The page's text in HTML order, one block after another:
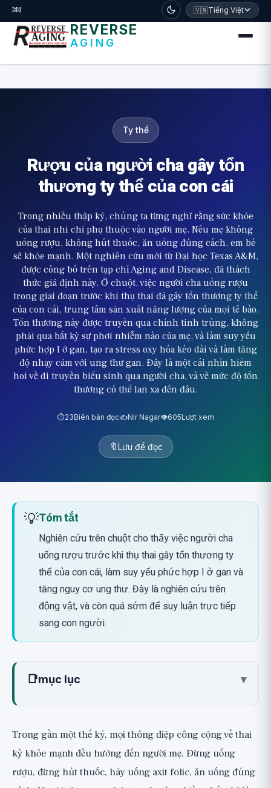
דלג לתוכן הראשי
🧬 🇻🇳Tiếng Việt
REVERSE
AGING
Ty thể
Rượu của người cha gây tổn
thương ty thể của con cái
Trong nhiều thập kỷ, chúng ta từng nghĩ rằng sức khỏe
của thai nhi chỉ phụ thuộc vào người mẹ. Nếu mẹ không
uống rượu, không hút thuốc, ăn uống đúng cách, em bé
sẽ khỏe mạnh. Một nghiên cứu mới từ Đại học Texas A&M,
được công bố trên tạp chí Aging and Disease, đã thách
thức giả định này. Ở chuột, việc người cha uống rượu
trong giai đoạn trước khi thụ thai đã gây tổn thương ty thể
của con cái, trung tâm sản xuất năng lượng của mọi tế bào.
Tổn thương này được truyền qua chính tinh trùng, không
phải qua bất kỳ sự phơi nhiễm nào của mẹ, và làm suy yếu
phức hợp I ở gan, tạo ra stress oxy hóa kéo dài và làm tăng
độ nhạy cảm với ung thư gan. Đây là một cái nhìn hiếm
hoi về di truyền biểu sinh qua người cha, và về mức độ tổn
thương có thể lan xa đến đâu.
⏱️23Biên bản đọc✍️Nir Nagar👁️605Lượt xem
🔖Lưu để đọc
💡Tóm tắt
Nghiên cứu trên chuột cho thấy việc người cha
uống rượu trước khi thụ thai gây tổn thương ty
thể của con cái, làm suy yếu phức hợp I ở gan và
tăng nguy cơ ung thư. Đây là nghiên cứu trên
động vật, và còn quá sớm để suy luận trực tiếp
sang con người.
📑mục lục ▾
Mối liên hệ với ty thể: Cơ chế đáng ngạc
nhiên
Các bằng chứng hiện tại
Nghiên cứu 1: Mô hình thí nghiệm trên chuột từ
Trong gần một thế kỷ, mọi thông điệp công cộng về thai
kỳ khỏe mạnh đều hướng đến người mẹ. Đừng uống
rượu, đừng hút thuốc, hãy uống axit folic, ăn uống đúng